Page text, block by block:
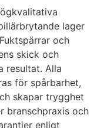
lager
och
skick och
resultat. Alla
för spårbarhet,
skapar trygghet
branschpraxis och
enligt